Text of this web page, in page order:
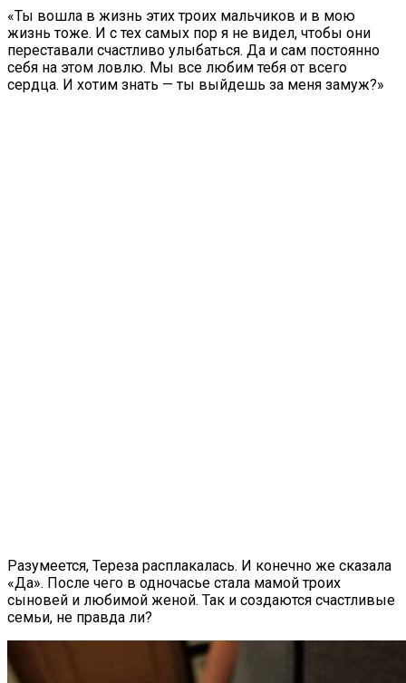
«Ты вошла в жизнь этих троих мальчиков и в мою
жизнь тоже. И с тех самых пор я не видел, чтобы они
переставали счастливо улыбаться. Да и сам постоянно
себя на этом ловлю. Мы все любим тебя от всего
сердца. И хотим знать — ты выйдешь за меня замуж?»
Разумеется, Тереза расплакалась. И конечно же сказала
«Да». После чего в одночасье стала мамой троих
сыновей и любимой женой. Так и создаются счастливые
семьи, не правда ли?